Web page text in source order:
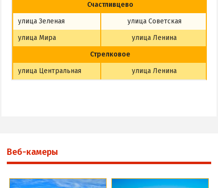
Счастливцево
улица Зеленая
улица Советская
улица Мира
улица Ленина
Стрелковое
улица Центральная
улица Ленина
Веб-камеры